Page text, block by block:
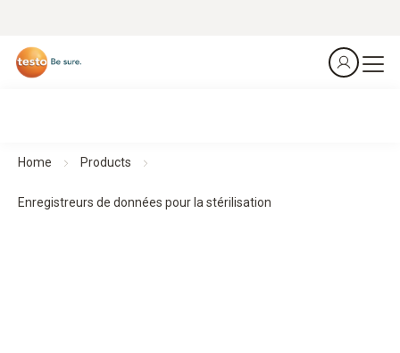
Home Products
Enregistreurs de données pour la stérilisation